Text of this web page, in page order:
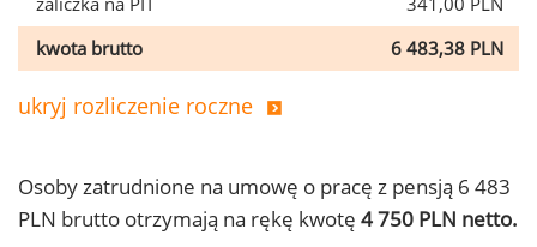
kwota brutto
6 483,38 PLN
ukryj rozliczenie roczne
Osoby zatrudnione na umowę o pracę z pensją 6 483
PLN brutto otrzymają na rękę kwotę 4 750 PLN netto.